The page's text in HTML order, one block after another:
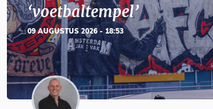
‘voetbaltempel’
09 AUGUSTUS 2026 - 18:53